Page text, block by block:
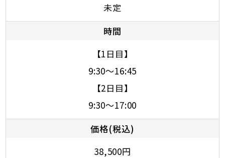
未定
時間
【1日目】
9:30～16:45
【2日目】
9:30～17:00
価格(税込)
38,500円